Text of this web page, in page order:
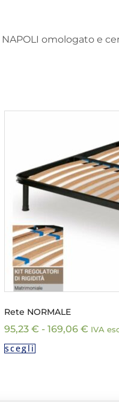
omologato e
Rete NORMALE
95,23 € - 169,06 € IVA
scegli